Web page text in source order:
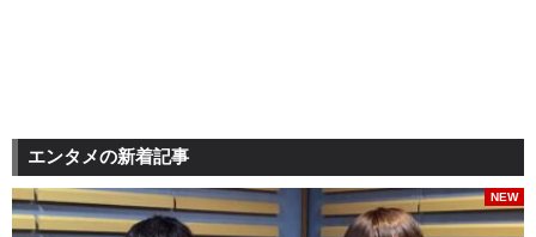
エンタメの新着記事
NEW